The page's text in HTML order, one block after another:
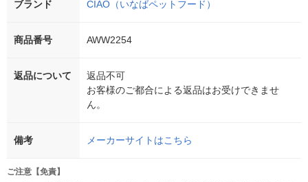
ブランド CIAO（いなばペットフード）
商品番号 AWW2254
返品について
返品不可
お客様のご都合による返品はお受けできませ
ん。
備考 メーカーサイトはこちら
ご注意【免責】